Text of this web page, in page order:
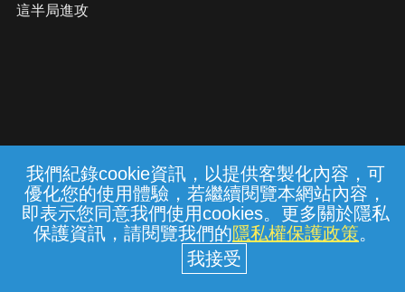
我們紀錄cookie資訊，以提供客製化內容，可
優化您的使用體驗，若繼續閱覽本網站內容，
即表示您同意我們使用cookies。更多關於隱私
保護資訊，請閱覽我們的隱私權保護政策。
這半局進攻
常見問題 線上客服 服務條款 隱私權保護
中華電信股份有限公司個人家庭分公司
(統一編號：96979949) © 2026
{{notifyMsg}}